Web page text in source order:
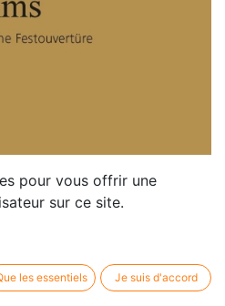
pour vous offrir une
sur ce site.
les essentiels Je suis d'accord